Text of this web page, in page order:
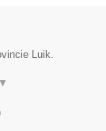
Luik.
▼